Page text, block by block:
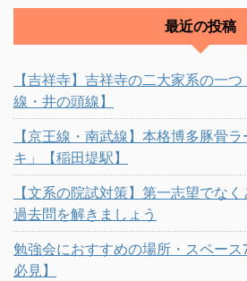
最近の投稿
【吉祥寺】吉祥寺の二大家系の一
線・井の頭線】
【京王線・南武線】本格博多豚骨
キ」【稲田堤駅】
【文系の院試対策】第一志望でな
過去問を解きましょう
勉強会におすすめの場所・スペース
必見】